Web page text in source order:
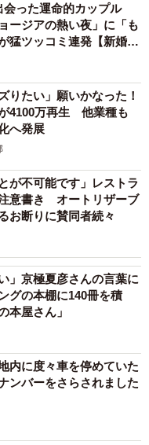
会った運命的カップル
ージアの熱い夜」に「も
猛ツッコミ連発【新婚さ
りたい」願いかなった！
4100万再生 他業種も
へ発展
が不可能です」レストラ
意書き オートリザーブ
お断りに賛同者続々
」京極夏彦さんの言葉に
グの本棚に140冊を積
屋さん」
内に度々車を停めていた
ンバーをさらされました